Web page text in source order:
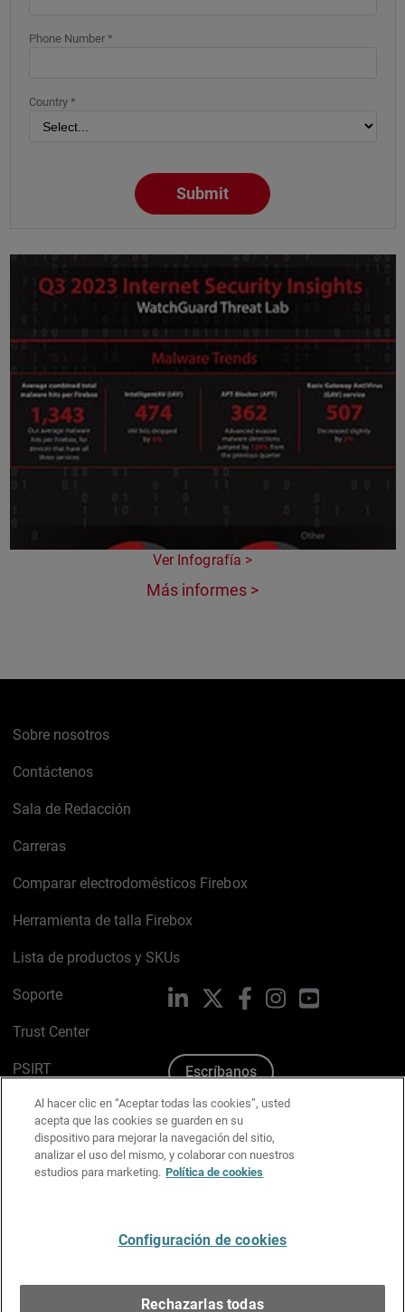
Phone Number *
Country *
Submit
Ver Infografía >
Más informes >
Sobre nosotros
Contáctenos
Sala de Redacción
Carreras
Comparar electrodomésticos Firebox
Herramienta de talla Firebox
Lista de productos y SKUs
Soporte
Trust Center
PSIRT
Política de cookies
Política de privacidad
Kit de medios y marca
LinkedIn FacebookInstagramYouTube
Escríbanos
Al hacer clic en “Aceptar todas las cookies”, usted
acepta que las cookies se guarden en su
dispositivo para mejorar la navegación del sitio,
analizar el uso del mismo, y colaborar con nuestros
estudios para marketing. Política de cookies
Configuración de cookies
Rechazarlas todas